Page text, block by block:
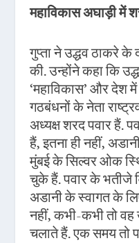
महाविकास अघाड़ी में
गुप्ता ने उद्धव ठाकरे
की. उन्होंने कहा कि
‘महाविकास’ और देश में
गठबंधनों के नेता
अध्यक्ष शरद पवार हैं.
हैं, इतना ही नहीं,
मुंबई के सिल्वर ओक
चुके हैं. पवार के भतीजे
अडानी के स्वागत के
नहीं, कभी-कभी तो
चलाते हैं. एक समय तो